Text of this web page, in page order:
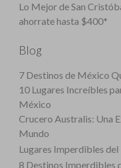
Lo Mejor de San
ahorrate hasta $400*
Blog
7 Destinos de México
10 Lugares Increíbles
México
Crucero Australis: Una
Mundo
Lugares Imperdibles
8 Destinos Imperdibles